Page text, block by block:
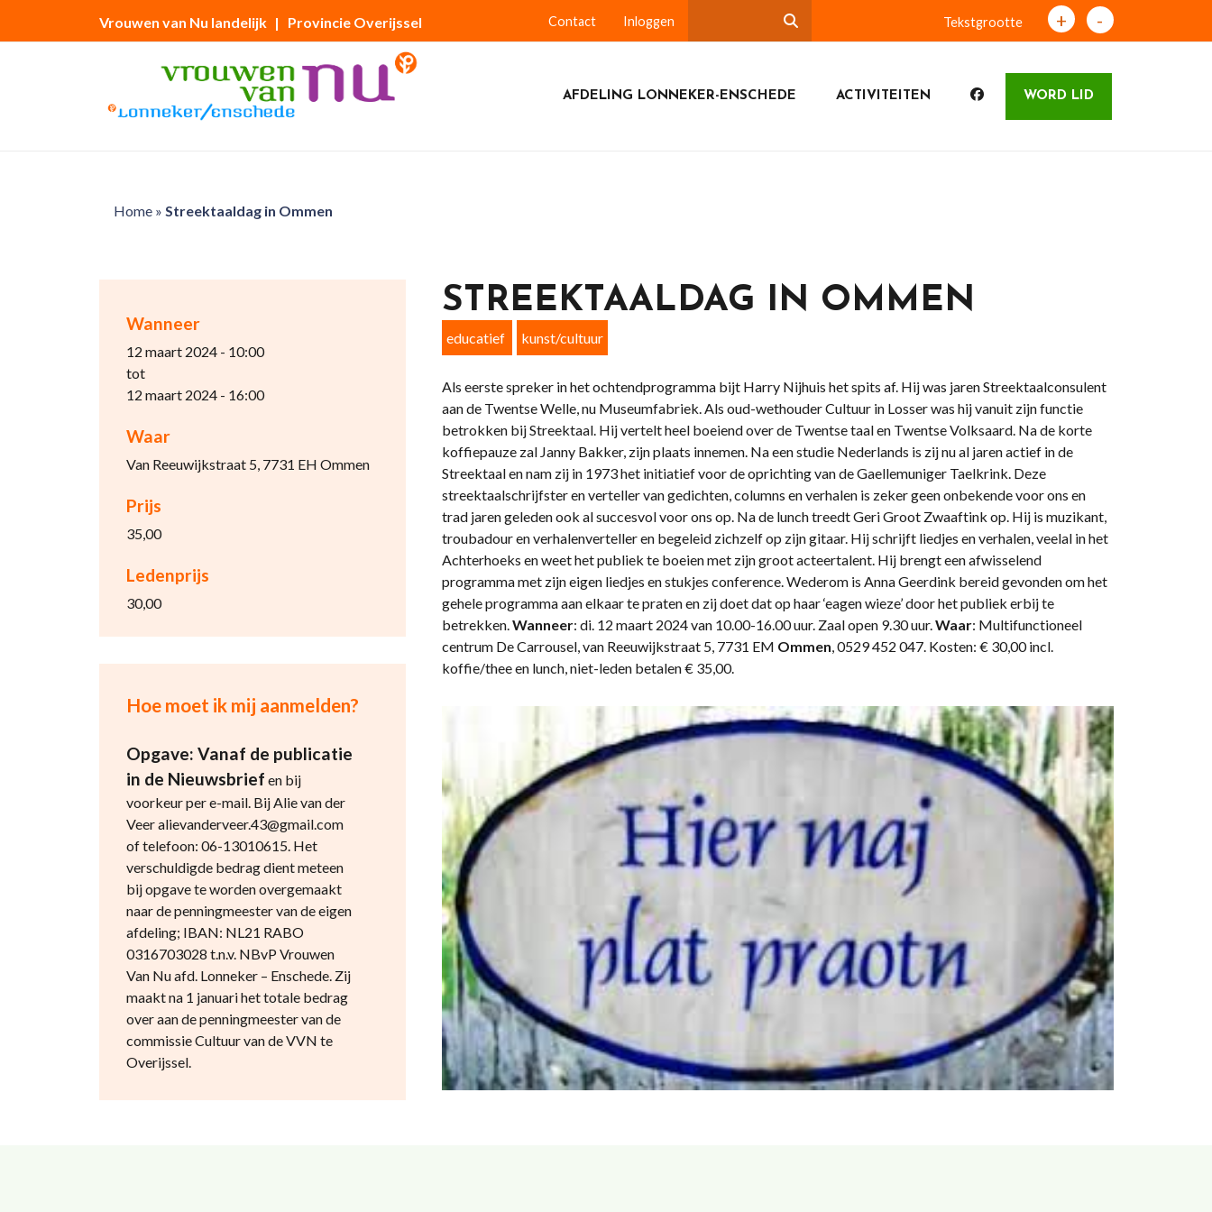
Vrouwen van Nu landelijk | Provincie Overijssel Contact Inloggen Tekstgrootte + -
AFDELING LONNEKER-ENSCHEDE ACTIVITEITEN WORD LID
Home» Streektaaldag in Ommen
Wanneer
12 maart 2024 - 10:00
tot
12 maart 2024 - 16:00
Waar
Van Reeuwijkstraat 5, 7731 EH Ommen
Prijs
35,00
Ledenprijs
30,00
Hoe moet ik mij aanmelden?
Opgave: Vanaf de publicatie
in de Nieuwsbrief en bij
voorkeur per e-mail. Bij Alie van der
Veer alievanderveer.43@gmail.com
of telefoon: 06-13010615. Het
verschuldigde bedrag dient meteen
bij opgave te worden overgemaakt
naar de penningmeester van de eigen
afdeling; IBAN: NL21 RABO
0316703028 t.n.v. NBvP Vrouwen
Van Nu afd. Lonneker – Enschede. Zij
maakt na 1 januari het totale bedrag
over aan de penningmeester van de
commissie Cultuur van de VVN te
Overijssel.
STREEKTAALDAG IN OMMEN
educatief kunst/cultuur
Als eerste spreker in het ochtendprogramma bijt Harry Nijhuis het spits af. Hij was jaren Streektaalconsulent
aan de Twentse Welle, nu Museumfabriek. Als oud-wethouder Cultuur in Losser was hij vanuit zijn functie
betrokken bij Streektaal. Hij vertelt heel boeiend over de Twentse taal en Twentse Volksaard. Na de korte
koffiepauze zal Janny Bakker, zijn plaats innemen. Na een studie Nederlands is zij nu al jaren actief in de
Streektaal en nam zij in 1973 het initiatief voor de oprichting van de Gaellemuniger Taelkrink. Deze
streektaalschrijfster en verteller van gedichten, columns en verhalen is zeker geen onbekende voor ons en
trad jaren geleden ook al succesvol voor ons op. Na de lunch treedt Geri Groot Zwaaftink op. Hij is muzikant,
troubadour en verhalenverteller en begeleid zichzelf op zijn gitaar. Hij schrijft liedjes en verhalen, veelal in het
Achterhoeks en weet het publiek te boeien met zijn groot acteertalent. Hij brengt een afwisselend
programma met zijn eigen liedjes en stukjes conference. Wederom is Anna Geerdink bereid gevonden om het
gehele programma aan elkaar te praten en zij doet dat op haar ‘eagen wieze’ door het publiek erbij te
betrekken.Wanneer: di. 12 maart 2024 van 10.00-16.00 uur. Zaal open 9.30 uur.Waar: Multifunctioneel
centrum De Carrousel, van Reeuwijkstraat 5, 7731 EM Ommen, 0529 452 047. Kosten: € 30,00 incl.
koffie/thee en lunch, niet-leden betalen € 35,00.